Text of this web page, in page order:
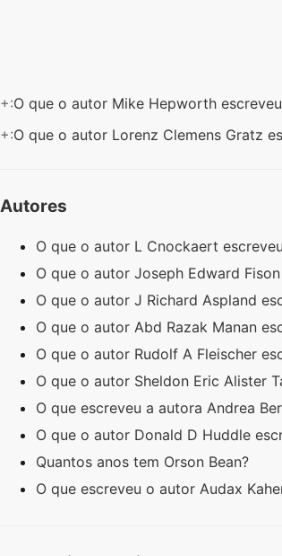
+:O que o autor Mike Hepworth
+:O que o autor Lorenz Clemens Gratz
Autores
O que o autor L Cnockaert
O que o autor Joseph Edward
O que o autor J Richard Aspland
O que o autor Abd Razak Manan
O que o autor Rudolf A Fleischer
O que o autor Sheldon Eric Alister
O que escreveu a autora Andrea
O que o autor Donald D Huddle
Quantos anos tem Orson Bean?
O que escreveu o autor Audax